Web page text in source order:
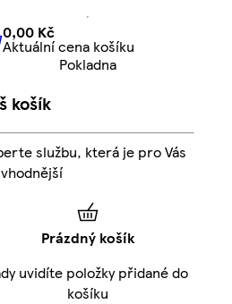
0,00 KčAktuální cena košíku
0,00 Kč
Aktuální cena košíku
Pokladna
košík
službu, která je pro Vás
Prázdný košík
uvidíte položky přidané do
košíku